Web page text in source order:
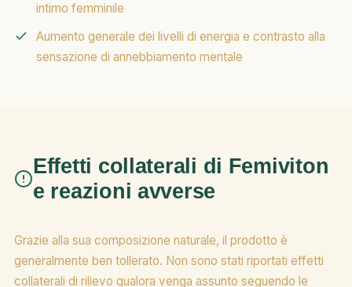
intimo femminile
Aumento generale dei livelli di energia e contrasto alla
sensazione di annebbiamento mentale
Effetti collaterali di Femiviton
e reazioni avverse
Grazie alla sua composizione naturale, il prodotto è
generalmente ben tollerato. Non sono stati riportati effetti
collaterali di rilievo qualora venga assunto seguendo le